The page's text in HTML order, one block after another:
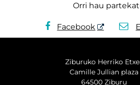
Orri hau
Facebook
Ziburuko Herriko
Camille Jullian plaza
64500 Ziburu